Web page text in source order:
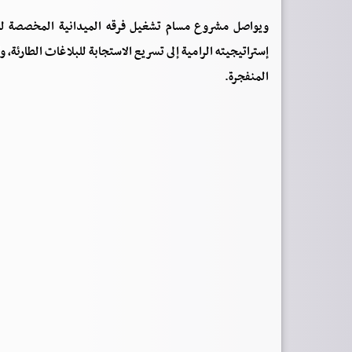
ويواصل مشروع مسام تشغيل فرقه الميدانية المخصصة
إستراتيجيته الرامية إلى تسريع الاستجابة للبلاغات
المنفجرة.